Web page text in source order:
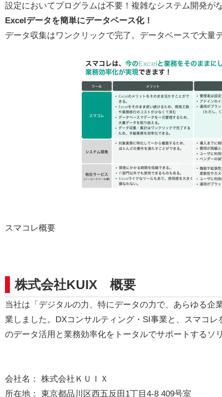
設定においてプログラムは不要！複雑なシステム開発が
Excelデータを簡単にデータベース化！
データ収集はワンクリックで完了。データベースで大量
スマコレ概要
株式会社KUIX 概要
当社は「デジタルの力、特にデータの力で、あらゆる企
業しました。DXコンサルティング・SI事業と、スマコ
のデータ活用と業務効率化をトータルでサポートするソ
会社名： 株式会社ＫＵＩＸ
所在地： 東京都品川区西五反田1丁目4-8 409号室